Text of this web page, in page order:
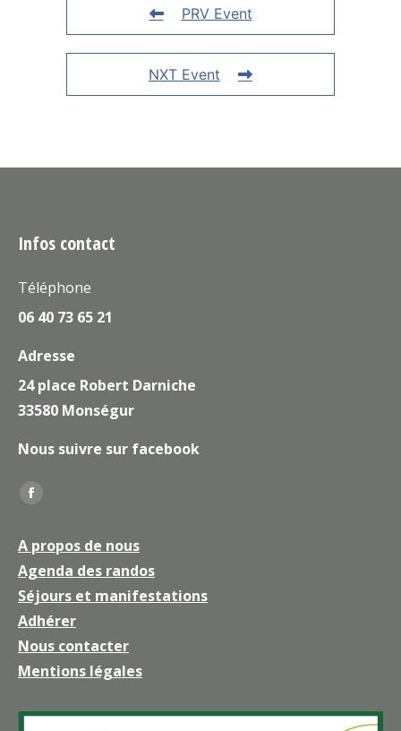
PRV Event
NXT Event
Infos contact
Téléphone
06 40 73 65 21
Adresse
24 place Robert Darniche
33580 Monségur
Nous suivre sur facebook
Trouvez nous sur :
La
Facebook
s'ouvre
dans
une
nouvelle
fenêtre
A propos de nous
Agenda des randos
Séjours et manifestations
Adhérer
Nous contacter
Mentions légales